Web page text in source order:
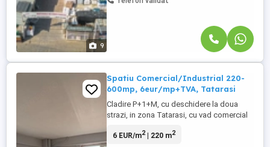
9
Spatiu Comercial/Industrial 220-
600mp, 6eur/mp+TVA, Tatarasi
Cladire P+1+M, cu deschidere la doua
strazi, in zona Tatarasi, cu vad comercial
poate inchiria pe nivele: Parter 220mp: -
6 EUR/m2| 220 m2